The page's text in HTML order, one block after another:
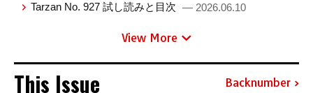
Tarzan No. 927 試し読みと目次 — 2026.06.10
View More
This Issue Backnumber